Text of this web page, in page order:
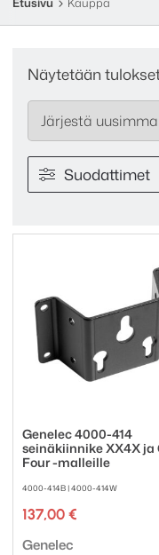
Näytetään tulokset
Suodattimet
Genelec 4000-414
seinäkiinnike XX4X ja
Four -malleille
4000-414B | 4000-414W
137,00 €
Tuotemerkki:
Genelec